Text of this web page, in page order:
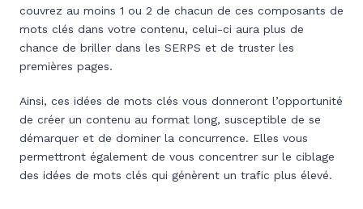
couvrez au moins 1 ou 2 de chacun de ces composants de
mots clés dans votre contenu, celui-ci aura plus de
chance de briller dans les SERPS et de truster les
premières pages.
Ainsi, ces idées de mots clés vous donneront l’opportunité
de créer un contenu au format long, susceptible de se
démarquer et de dominer la concurrence. Elles vous
permettront également de vous concentrer sur le ciblage
des idées de mots clés qui génèrent un trafic plus élevé.